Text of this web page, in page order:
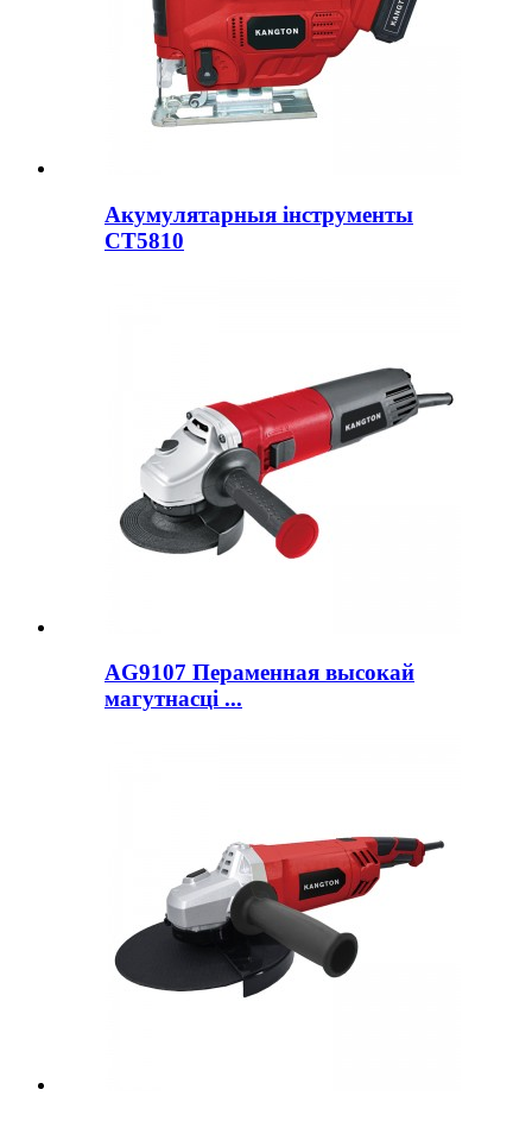
Акумулятарныя інструменты
CT5810
AG9107 Пераменная высокай
магутнасці ...